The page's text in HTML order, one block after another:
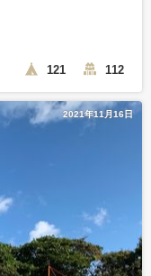
121 112
2021年11月16日